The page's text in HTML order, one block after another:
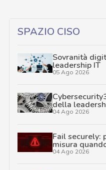
SPAZIO CISO
Sovranità
leadership IT
05 Ago 2026
della
04 Ago 2026
Fail securely:
misura
04 Ago 2026